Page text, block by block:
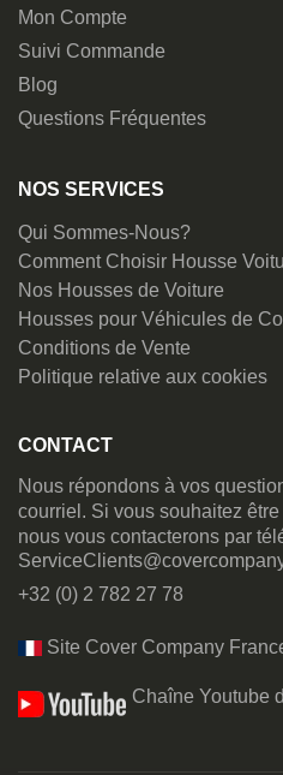
Mon Compte
Suivi Commande
Blog
Questions Fréquentes
NOS SERVICES
Qui Sommes-Nous?
Comment Choisir Housse
Nos Housses de Voiture
Housses pour Véhicules de
Conditions de Vente
Politique relative aux cookies
CONTACT
Nous répondons à vos
courriel. Si vous souhaitez
nous vous contacterons par
+32 (0) 2 782 27 78
Site Cover Company
Chaîne Youtube